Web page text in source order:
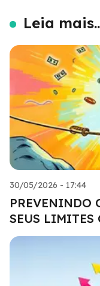
Leia
30/05/2026 - 17:44
PREVENINDO
SEUS LIMITES